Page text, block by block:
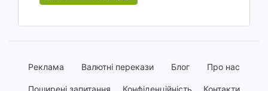
Реклама Валютні перекази Блог Про нас
Поширені запитання Конфіденційність Контакти